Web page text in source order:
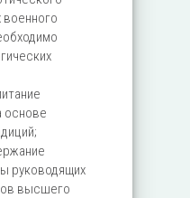
военного
основе
руководящих
высшего